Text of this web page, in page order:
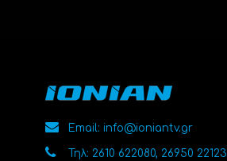
Email: info@ioniantv.gr
Τηλ: 2610 622080, 26950 22123